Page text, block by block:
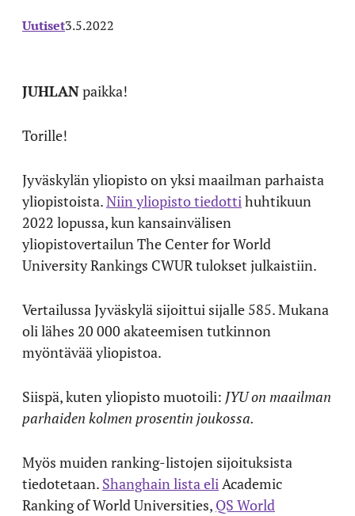
Uutiset3.5.2022
JUHLANpaikka!
Torille!
Jyväskylän yliopisto on yksi maailman parhaista
yliopistoista.Niin yliopisto tiedottihuhtikuun
2022 lopussa, kun kansainvälisen
yliopistovertailun The Center for World
University Rankings CWUR tulokset julkaistiin.
Vertailussa Jyväskylä sijoittui sijalle 585. Mukana
oli lähes 20 000 akateemisen tutkinnon
myöntävää yliopistoa.
Siispä, kuten yliopisto muotoili: JYU on maailman
parhaiden kolmen prosentin joukossa.
Myös muiden ranking-listojen sijoituksista
tiedotetaan. Shanghain lista eliAcademic
Ranking of World Universities, QS World